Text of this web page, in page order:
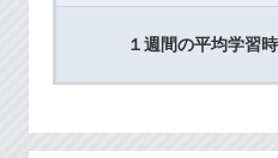
１週間の平均学習